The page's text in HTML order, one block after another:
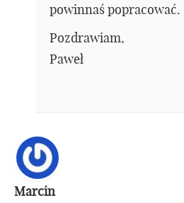
powinnaś popracować.
Pozdrawiam,
Paweł
Marcin